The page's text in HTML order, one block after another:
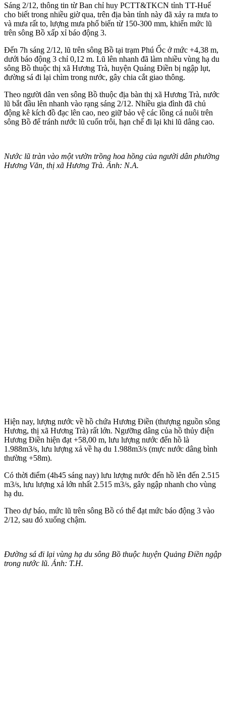
Sáng 2/12, thông tin từ Ban chỉ huy PCTT&TKCN tỉnh TT-Huế
cho biết trong nhiều giờ qua, trên địa bàn tỉnh này đã xảy ra mưa to
và mưa rất to, lượng mưa phổ biến từ 150-300 mm, khiến mức lũ
trên sông Bồ xấp xỉ báo động 3.
Đến 7h sáng 2/12, lũ trên sông Bồ tại trạm Phú Ốc ở mức +4,38 m,
dưới báo động 3 chỉ 0,12 m. Lũ lên nhanh đã làm nhiều vùng hạ du
sông Bồ thuộc thị xã Hương Trà, huyện Quảng Điền bị ngập lụt,
đường sá đi lại chìm trong nước, gây chia cắt giao thông.
Theo người dân ven sông Bồ thu‌ộc đị‌a bàn thị xã Hương Trà, nước
lũ bắt đầu lên nhanh vào rạng sáng 2/12. Nhiều gia đình đã chủ
động kê kích đồ đạc lên cao, neo giữ bảo vệ các lồng cá nuôi trên
sông Bồ để tránh nước lũ cuốn trôi, hạn chế đi lại khi lũ dâng cao.
Nước lũ tràn vào một vườn trồng hoa hồng của người dân phường
Hương Văn, thị xã Hương Trà. Ảnh: N.A.
Hiện nay, lượng nước về hồ chứa Hương Điền (thượng nguồn sông
Hương, thị xã Hương Trà) rất lớn. Ngưỡng dâng của hồ thủy điện
Hương Điền hiện đạt +58,00 m, lưu lượng nước đến hồ là
1.988m3/s, lưu lượng xả về hạ du 1.988m3/s (mực nước dâng bình
thường +58m).
Có thời điểm (4h45 sáng nay) lưu lượng nước đến hồ lên đến 2.515
m3/s, lưu lượng xả lớn nhất 2.515 m3/s, gây ngập nhanh cho vùng
hạ du.
Theo dự báo, mức lũ trên sông Bồ có thể đạt mức báo động 3 vào
2/12, sau đó xuống chậm.
Đường sá đi lại vùng hạ du sông Bồ thuộc huyện Quảng Điền ngập
trong nước lũ. Ảnh: T.H.